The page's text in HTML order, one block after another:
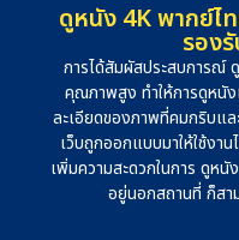
ดูหนัง 4K พากย์ไ
รอง
การได้สัมผัสประสบการณ์
คุณภาพสูง ทำให้การดูหนั
ละเอียดของภาพที่คมกริบแ
เว็บถูกออกแบบมาให้ใช้ง
เพิ่มความสะดวกในการ ดูหนั
อยู่นอกสถานที่ ก็สา